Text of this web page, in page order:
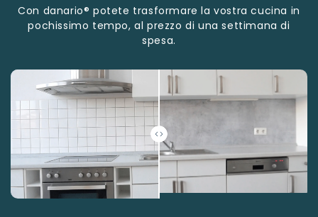
Con danario® potete trasformare la vostra cucina in
pochissimo tempo, al prezzo di una settimana di
spesa.